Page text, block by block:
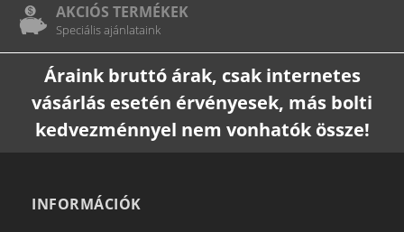
AKCIÓS TERMÉKEK
Speciális ajánlataink
Áraink bruttó árak, csak internetes
vásárlás esetén érvényesek, más bolti
kedvezménnyel nem vonhatók össze!
INFORMÁCIÓK